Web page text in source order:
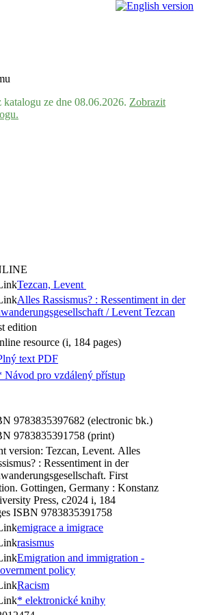
ze dne 08.06.2026. Zobrazit
Tezcan, Levent
Alles Rassismus? : Ressentiment in der
/ Levent Tezcan
edition
resource (i, 184 pages)
text PDF
Návod pro vzdálený přístup
9783835397682 (electronic bk.)
9783835391758 (print)
version: Tezcan, Levent. Alles
: Ressentiment in der
First
Gottingen, Germany : Konstanz
Press, c2024 i, 184
ISBN 9783835391758
emigrace a imigrace
rasismus
Emigration and immigration -
policy
Racism
* elektronické knihy